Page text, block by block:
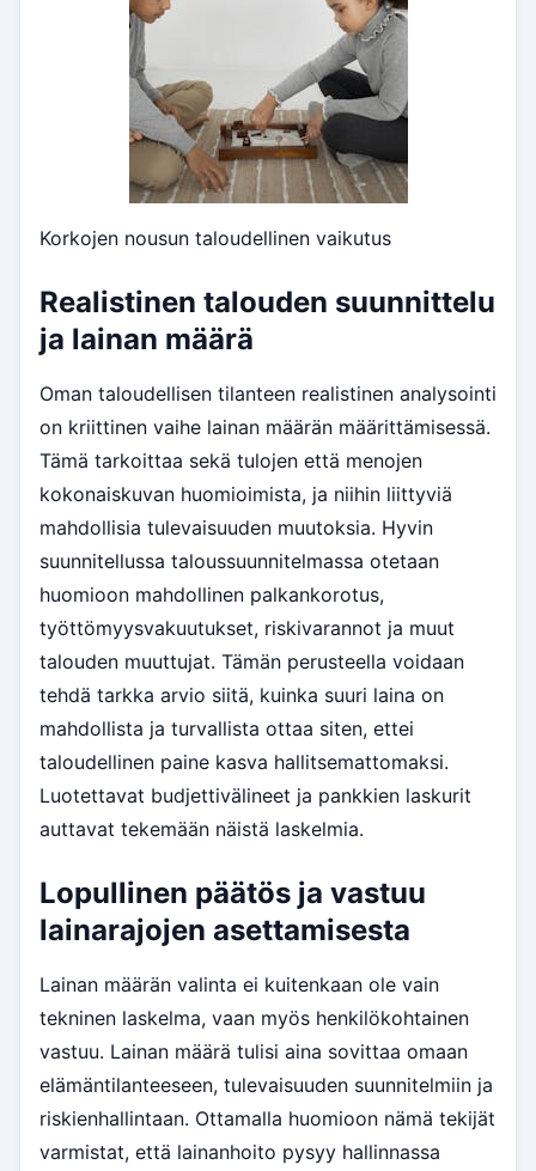
Korkojen nousun taloudellinen vaikutus
Realistinen talouden suunnittelu
ja lainan määrä
Oman taloudellisen tilanteen realistinen analysointi
on kriittinen vaihe lainan määrän määrittämisessä.
Tämä tarkoittaa sekä tulojen että menojen
kokonaiskuvan huomioimista, ja niihin liittyviä
mahdollisia tulevaisuuden muutoksia. Hyvin
suunnitellussa taloussuunnitelmassa otetaan
huomioon mahdollinen palkankorotus,
työttömyysvakuutukset, riskivarannot ja muut
talouden muuttujat. Tämän perusteella voidaan
tehdä tarkka arvio siitä, kuinka suuri laina on
mahdollista ja turvallista ottaa siten, ettei
taloudellinen paine kasva hallitsemattomaksi.
Luotettavat budjettivälineet ja pankkien laskurit
auttavat tekemään näistä laskelmia.
Lopullinen päätös ja vastuu
lainarajojen asettamisesta
Lainan määrän valinta ei kuitenkaan ole vain
tekninen laskelma, vaan myös henkilökohtainen
vastuu. Lainan määrä tulisi aina sovittaa omaan
elämäntilanteeseen, tulevaisuuden suunnitelmiin ja
riskienhallintaan. Ottamalla huomioon nämä tekijät
varmistat, että lainanhoito pysyy hallinnassa